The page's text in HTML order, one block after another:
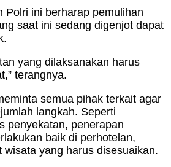
Polri ini berharap pemulihan
saat ini sedang digenjot dapat
yang dilaksanakan harus
terangnya.
semua pihak terkait agar
langkah. Seperti
penyekatan, penerapan
baik di perhotelan,
wisata yang harus disesuaikan.